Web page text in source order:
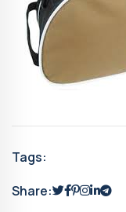
Tags:
Share: